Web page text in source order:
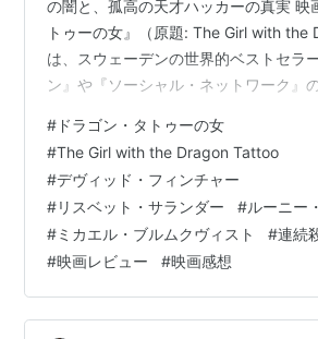
出版社/メーカー:ソ
ズエンタテインメ
発売日: 2012/11/21
メディア: DVD
この商品を含むブ
原作
ミレニアム1 ドラ
女 (上) (ハヤカワ
の闇と、孤高の天才ハッカーの真実 映
トゥーの女』（原題: The Girl with the
は、スウェーデンの世界的ベストセラ
ン』や『ソーシャル・ネットワーク』
サスペンス・ミステリーの傑作です。
ミカエル・ブルムクヴィストと、天才
合者のハッカー、リスベット・サラン
コンビが、スウェーデンの大富豪一族
の少女失踪事件の闇を暴いていきます
島を舞台に…
# ドラゴン・タトゥーの女
#The Girl with the Dragon Tattoo
#デヴィッド・フィンチャー
#リスベット・サランダー #ルーニー
#ミカエル・ブルムクヴィスト #連続
#映画レビュー #映画感想